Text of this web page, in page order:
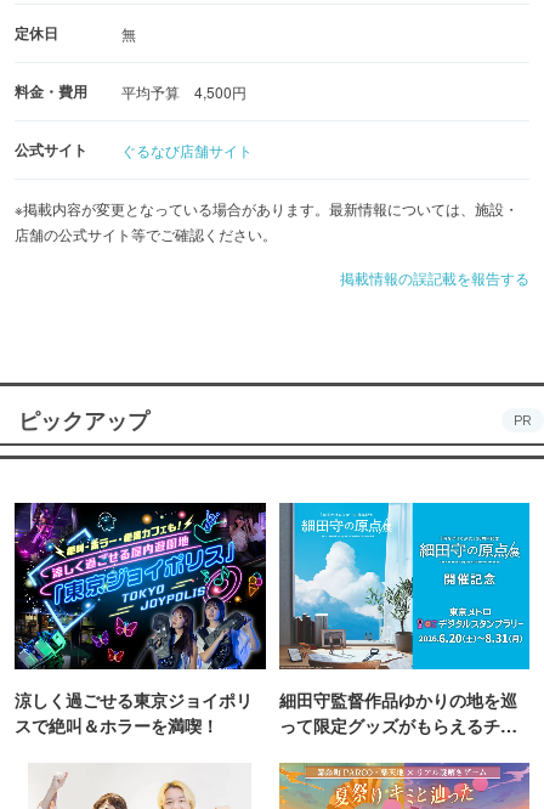
【ご利用シーン】
す。
定休日 無
料金・費用 平均予算 4,500円
公式サイト ぐるなび店舗サイト
※掲載内容が変更となっている場合があります。最新情報については、施設・
店舗の公式サイト等でご確認ください。
掲載情報の誤記載を報告する
ピックアップ PR
涼しく過ごせる東京ジョイポリ
スで絶叫＆ホラーを満喫！
細田守監督作品ゆかりの地を巡
って限定グッズがもらえるチャ